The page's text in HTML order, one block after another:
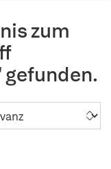
zum